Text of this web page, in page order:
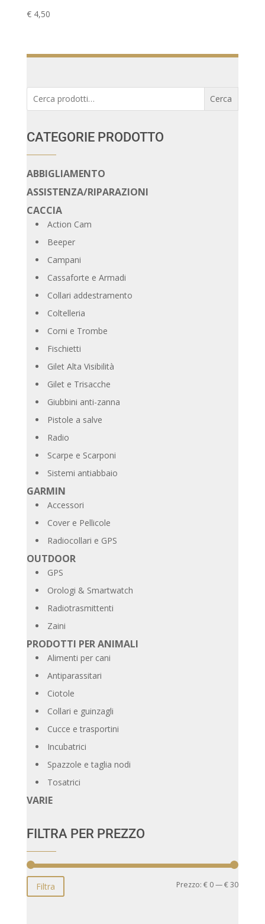
€4,50
Cerca
CATEGORIE PRODOTTO
ABBIGLIAMENTO
ASSISTENZA/RIPARAZIONI
CACCIA
Action Cam
Beeper
Campani
Cassaforte e Armadi
Collari addestramento
Coltelleria
Corni e Trombe
Fischietti
Gilet Alta Visibilità
Gilet e Trisacche
Giubbini anti-zanna
Pistole a salve
Radio
Scarpe e Scarponi
Sistemi antiabbaio
GARMIN
Accessori
Cover e Pellicole
Radiocollari e GPS
OUTDOOR
GPS
Orologi & Smartwatch
Radiotrasmittenti
Zaini
PRODOTTI PER ANIMALI
Alimenti per cani
Antiparassitari
Ciotole
Collari e guinzagli
Cucce e trasportini
Incubatrici
Spazzole e taglia nodi
Tosatrici
VARIE
FILTRA PER PREZZO
Prezzo
Prezzo
Filtra Prezzo:€ 0—€ 30